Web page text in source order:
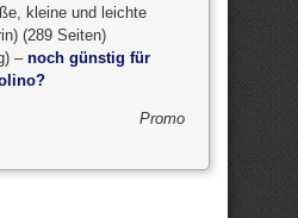
kleine und leichte
(289 Seiten)
– noch günstig für
Promo